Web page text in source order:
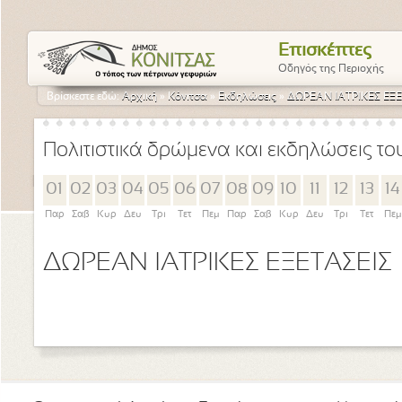
Επισκέπτες
Οδηγός της Περιοχής
Βρίσκεστε εδώ:Αρχική » Κόνιτσα » Εκδηλώσεις » ΔΩΡΕΑΝ ΙΑΤΡΙΚΕΣ
Πολιτιστικά δρώμενα και εκδηλώσεις
01
Παρ
02
Σαβ
03
Κυρ
04
Δευ
05
Τρι
06
Τετ
07
Πεμ
08
Παρ
09
Σαβ
10
Κυρ Δευ
12
Τρι
13
Τετ
14
Πεμ
ΔΩΡΕΑΝ ΙΑΤΡΙΚΕΣ ΕΞΕΤΑΣΕΙΣ